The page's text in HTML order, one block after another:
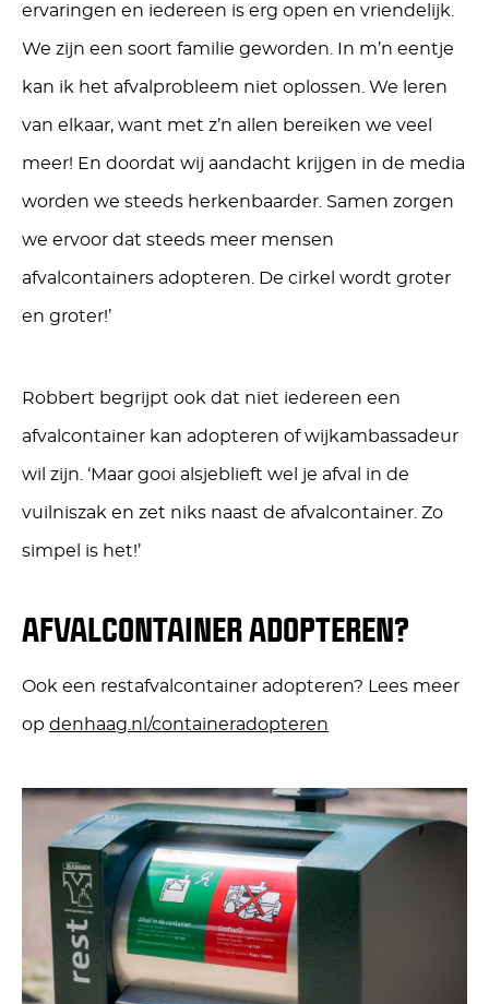
ervaringen en iedereen is erg open en vriendelijk.
We zijn een soort familie geworden. In m’n eentje
kan ik het afvalprobleem niet oplossen. We leren
van elkaar, want met z’n allen bereiken we veel
meer! En doordat wij aandacht krijgen in de media
worden we steeds herkenbaarder. Samen zorgen
we ervoor dat steeds meer mensen
afvalcontainers adopteren. De cirkel wordt groter
en groter!’
Robbert begrijpt ook dat niet iedereen een
afvalcontainer kan adopteren of wijkambassadeur
wil zijn. ‘Maar gooi alsjeblieft wel je afval in de
vuilniszak en zet niks naast de afvalcontainer. Zo
simpel is het!’
AFVALCONTAINER ADOPTEREN?
Ook een restafvalcontainer adopteren? Lees meer
op denhaag.nl/containeradopteren